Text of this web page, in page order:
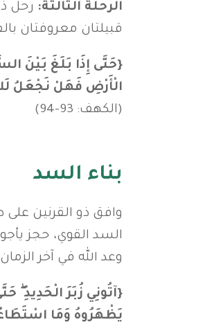
الرحلة الثالثة: رحل
قبيلتان معروفتان
الْأَرْضِ فَهَلْ نَجْعَلُ
(الكهف: 93-94)
بناء السد
وافق ذو القرنين
السد القوي، حجز
وعد الله في آخر
يَظْهَرُوهُ وَمَا اسْتَطَاعُوا لَهُ نَقْبًا ۝ قَالَ هَذَا رَحْمَةٌ مِنْ رَبِّي ۖ فَإِذَا جَاءَ